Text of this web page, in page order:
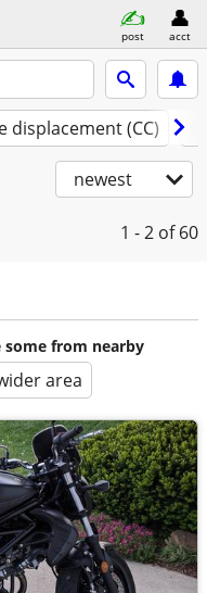
post acct
displacement (CC)
newest
1 - 2 of 60
some from nearby
area